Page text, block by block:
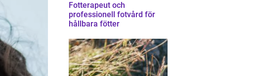
Fotterapeut och
professionell fotvård för
hållbara fötter